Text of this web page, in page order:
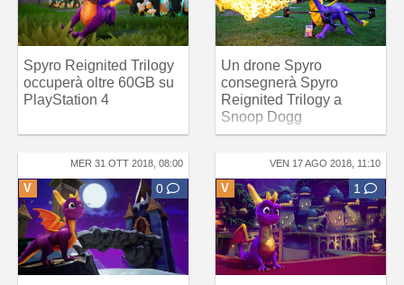
Spyro Reignited Trilogy
occuperà oltre 60GB su
PlayStation 4
Un drone Spyro
consegnerà Spyro
Reignited Trilogy a
Snoop Dogg
MER 31 OTT 2018, 08:00
V 0
VEN 17 AGO 2018, 11:10
V 1